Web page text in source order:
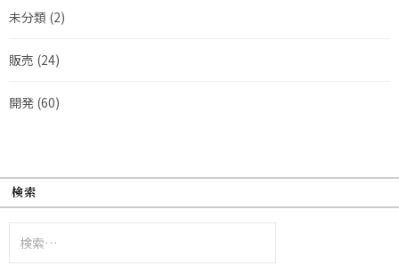
未分類 (2)
販売 (24)
開発 (60)
検索
索: